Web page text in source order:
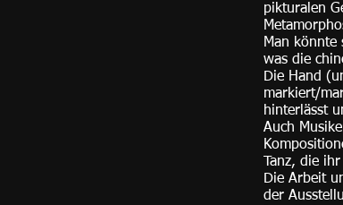
pikturalen
Man
was die
Die Hand
markiert/
hinterlässt
Auch
Tanz, die
Die Arbeit
der